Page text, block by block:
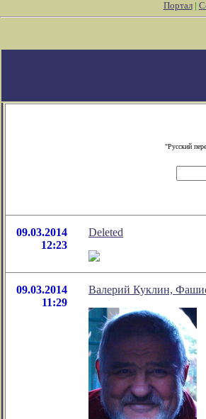
Портал|
"Русский
09.03.2014
12:23
Deleted
09.03.2014
11:29
Валерий Куклин,